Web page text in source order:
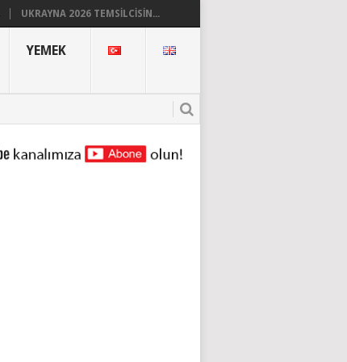
UKRAYNA 2026 TEMSILCISIN...
YEMEK